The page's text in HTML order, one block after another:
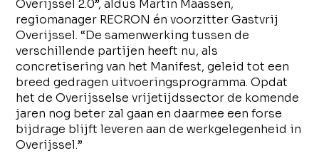
Overijssel 2.0”, aldus Martin Maassen,
regiomanager RECRON én voorzitter Gastvrij
Overijssel. “De samenwerking tussen de
verschillende partijen heeft nu, als
concretisering van het Manifest, geleid tot een
breed gedragen uitvoeringsprogramma. Opdat
het de Overijsselse vrijetijdssector de komende
jaren nog beter zal gaan en daarmee een forse
bijdrage blijft leveren aan de werkgelegenheid in
Overijssel.”